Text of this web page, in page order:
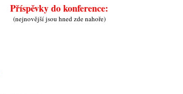
Příspěvky do konference:
(nejnovější jsou hned zde nahoře)